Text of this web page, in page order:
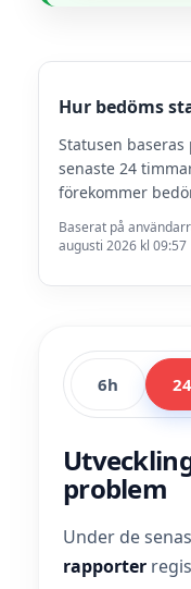
Hur bedöms
Statusen
senaste 24
förekommer
Baserat på
augusti 2026 kl 09:57
6h
problem
Under de
rapporter